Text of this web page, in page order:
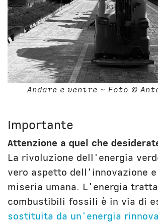
Andare e venire ~ Foto ©
Importante
Attenzione a quel che
La rivoluzione dell'energia
vero aspetto dell'innovazione
miseria umana. L'energia
combustibili fossili è in via di
sostituita da un'energia